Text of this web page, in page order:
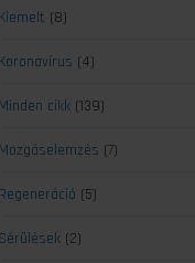
Kiemelt (8)
Koronavírus (4)
Minden cikk(139)
Mozgáselemzés (7)
Regeneráció (5)
Sérülések(2)